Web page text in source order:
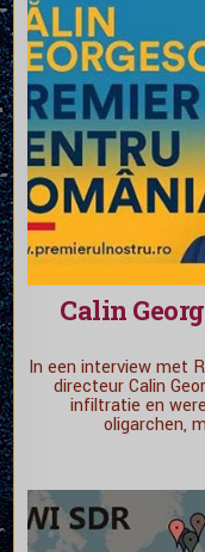
Calin
In een interview met
directeur Calin
infiltratie en
oligarchen,